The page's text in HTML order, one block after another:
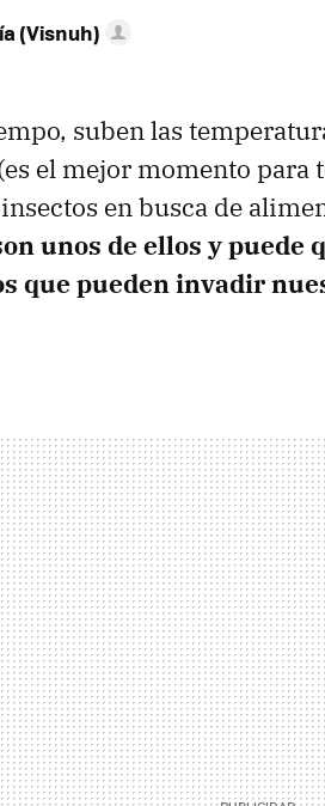
(Visnuh)
suben las
el mejor momento para
en busca de
unos de ellos y puede
que pueden invadir